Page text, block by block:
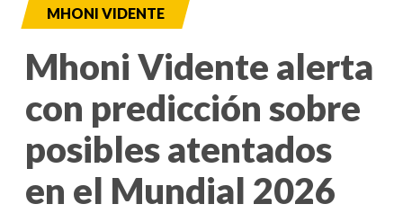
MHONI VIDENTE
Mhoni Vidente alerta
con predicción sobre
posibles atentados
en el Mundial 2026